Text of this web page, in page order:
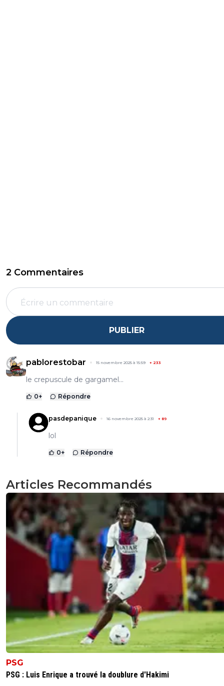
2 Commentaires
PUBLIER
pablorestobar 15 novembre 2025 à 15:59 + 233
le crepuscule de gargamel...
0+ Répondre
pasdepanique 16 novembre 2025 à 2:31 + 89
lol
0+ Répondre
Articles Recommandés
PSG
PSG : Luis Enrique a trouvé la doublure d'Hakimi